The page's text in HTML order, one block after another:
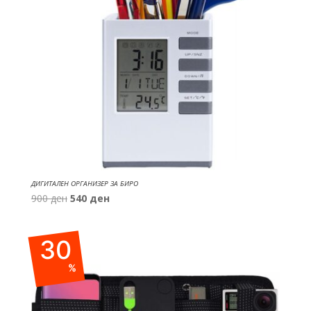
ДИГИТАЛЕН ОРГАНИЗЕР ЗА БИРО
900ден Original
was:
900 ден.
540 денCurrent
30
%